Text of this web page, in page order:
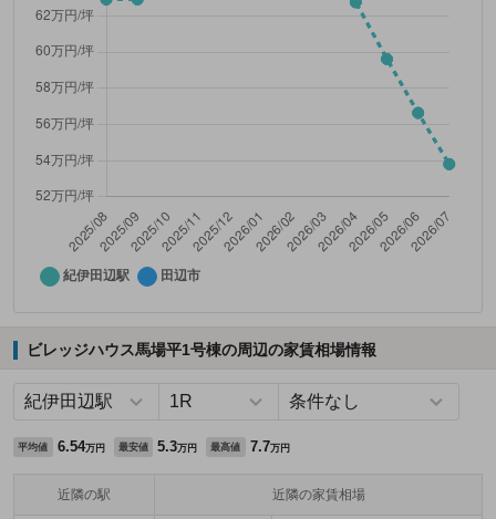
ビレッジハウス馬場平1号棟の周辺の家賃相場情報
平均値 6.54万円 最安値 5.3万円 最高値 7.7万円
近隣の駅 近隣の家賃相場